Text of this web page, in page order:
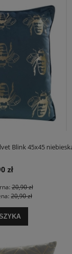
Blink 45x45
zł
20,90 zł
20,90 zł